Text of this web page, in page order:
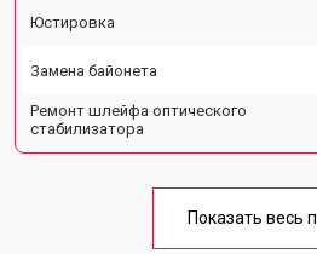
Юстировка
Замена байонета
Ремонт шлейфа оптического
стабилизатора
Показать весь